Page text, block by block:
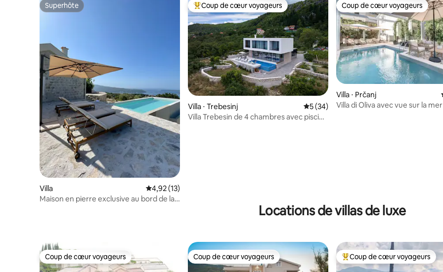
Superhôte
Superhôte
Villa Évaluation moyenne sur la base de 13 commentaires : 4,92 sur 5
4,92 (13)
Maison en pierre exclusive au bord de la
Coups de cœur voyageurs les plus appréciés
Coup de cœur voyageurs
Villa ⋅ Trebesinj Évaluation moyenne sur la base de 34
5 (34)
Villa Trebesin de 4 chambres avec piscine
Coup de cœur voyageurs
Coup de cœur voyageurs
Villa ⋅ Prčanj
Villa di Oliva avec vue sur la mer
Locations de villas de luxe
Coup de cœur voyageurs
Coup de cœur voyageurs Coup de cœur voyageurs
Coup de cœur voyageurs Coups de cœur voyageurs les
Coup de cœur voyageurs